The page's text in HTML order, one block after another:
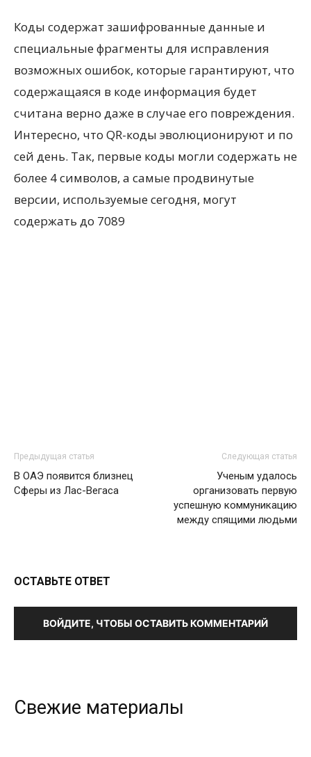
Коды содержат зашифрованные данные и
специальные фрагменты для исправления
возможных ошибок, которые гарантируют, что
содержащаяся в коде информация будет
считана верно даже в случае его повреждения.
Интересно, что QR-коды эволюционируют и по
сей день. Так, первые коды могли содержать не
более 4 символов, а самые продвинутые
версии, используемые сегодня, могут
содержать до 7089
Предыдущая статья
В ОАЭ появится близнец
Сферы из Лас-Вегаса
Следующая статья
Ученым удалось
организовать первую
успешную коммуникацию
между спящими людьми
ОСТАВЬТЕ ОТВЕТ
ВОЙДИТЕ, ЧТОБЫ ОСТАВИТЬ КОММЕНТАРИЙ
Свежие материалы